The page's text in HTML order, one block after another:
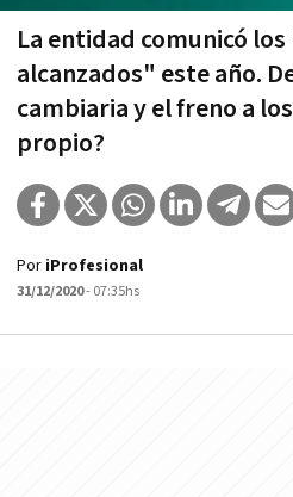
La entidad comunicó
alcanzados" este año.
cambiaria y el freno a
propio?
Por iProfesional
31/12/2020- 07:35hs